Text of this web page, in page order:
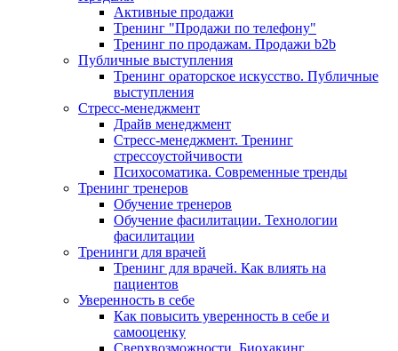
Активные продажи
Тренинг "Продажи по телефону"
Тренинг по продажам. Продажи b2b
Публичные выступления
Тренинг ораторское искусство. Публичные
выступления
Стресс-менеджмент
Драйв менеджмент
Стресс-менеджмент. Тренинг
стрессоустойчивости
Психосоматика. Современные тренды
Тренинг тренеров
Обучение тренеров
Обучение фасилитации. Технологии
фасилитации
Тренинги для врачей
Тренинг для врачей. Как влиять на
пациентов
Уверенность в себе
Как повысить уверенность в себе и
самооценку
Сверхвозможности. Биохакинг.